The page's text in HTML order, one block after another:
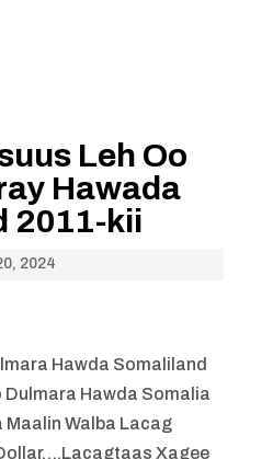
Leh Oo
Hawada
2011-kii
2024
Hawda Somaliland
Dulmara Hawda Somalia
Maalin Walba Lacag
Xagee